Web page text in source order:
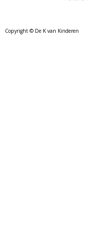
Copyright © De K van Kinderen